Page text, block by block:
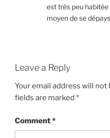
est très peu
moyen de se
Leave a Reply
Your email address will not
fields are marked *
Comment*